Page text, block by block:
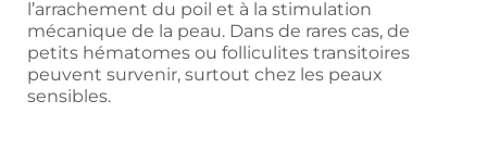
l’arrachement du poil et à la stimulation
mécanique de la peau. Dans de rares cas, de
petits hématomes ou folliculites transitoires
peuvent survenir, surtout chez les peaux
sensibles.